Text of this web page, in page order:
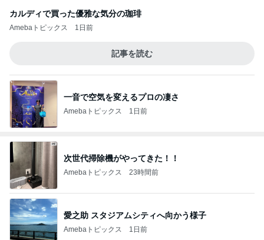
カルディで買った優雅な気分の珈琲
Amebaトピックス 1日前
記事を読む
一音で空気を変えるプロの凄さ
Amebaトピックス 1日前
次世代掃除機がやってきた！！
Amebaトピックス 23時間前
愛之助 スタジアムシティへ向かう様子
Amebaトピックス 1日前